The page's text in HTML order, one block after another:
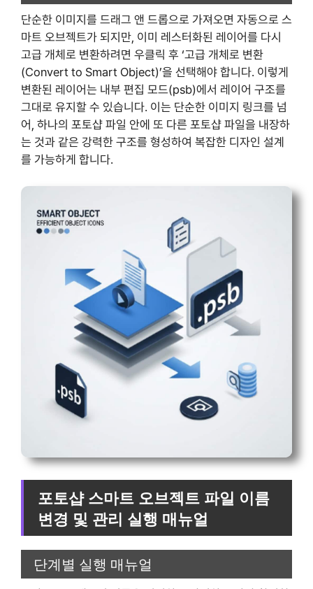
단순한 이미지를 드래그 앤 드롭으로 가져오면 자동으로 스
마트 오브젝트가 되지만, 이미 레스터화된 레이어를 다시
고급 개체로 변환하려면 우클릭 후 ‘고급 개체로 변환
(Convert to Smart Object)’을 선택해야 합니다. 이렇게
변환된 레이어는 내부 편집 모드(psb)에서 레이어 구조를
그대로 유지할 수 있습니다. 이는 단순한 이미지 링크를 넘
어, 하나의 포토샵 파일 안에 또 다른 포토샵 파일을 내장하
는 것과 같은 강력한 구조를 형성하여 복잡한 디자인 설계
를 가능하게 합니다.
포토샵 스마트 오브젝트 파일 이름
변경 및 관리 실행 매뉴얼
단계별 실행 매뉴얼